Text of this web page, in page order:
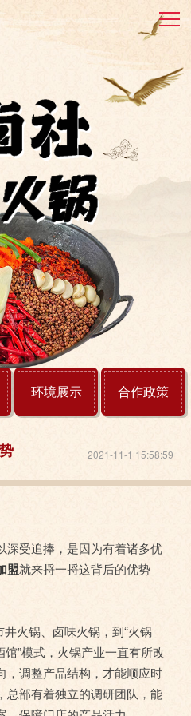
环境展示 合作政策
2021-11-1 15:58:59
深受追捧，是因为有着诸多优
盟就来捋一捋这背后的优势
火锅、卤味火锅，到“火锅
馆”模式，火锅产业一直有所改
，调整产品结构，才能顺应时
总部有着独立的调研团队，能